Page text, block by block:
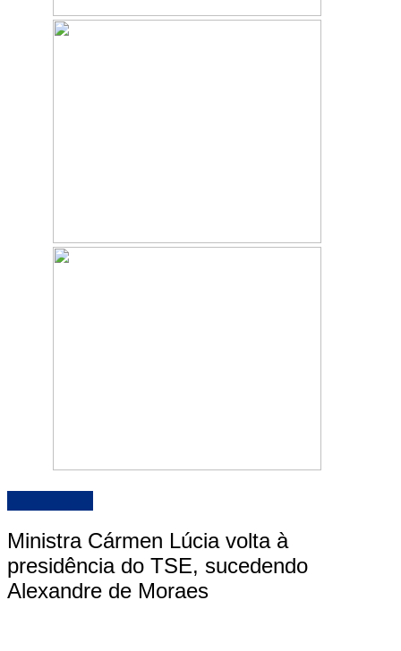
Ministra Cármen Lúcia volta à
presidência do TSE, sucedendo
Alexandre de Moraes